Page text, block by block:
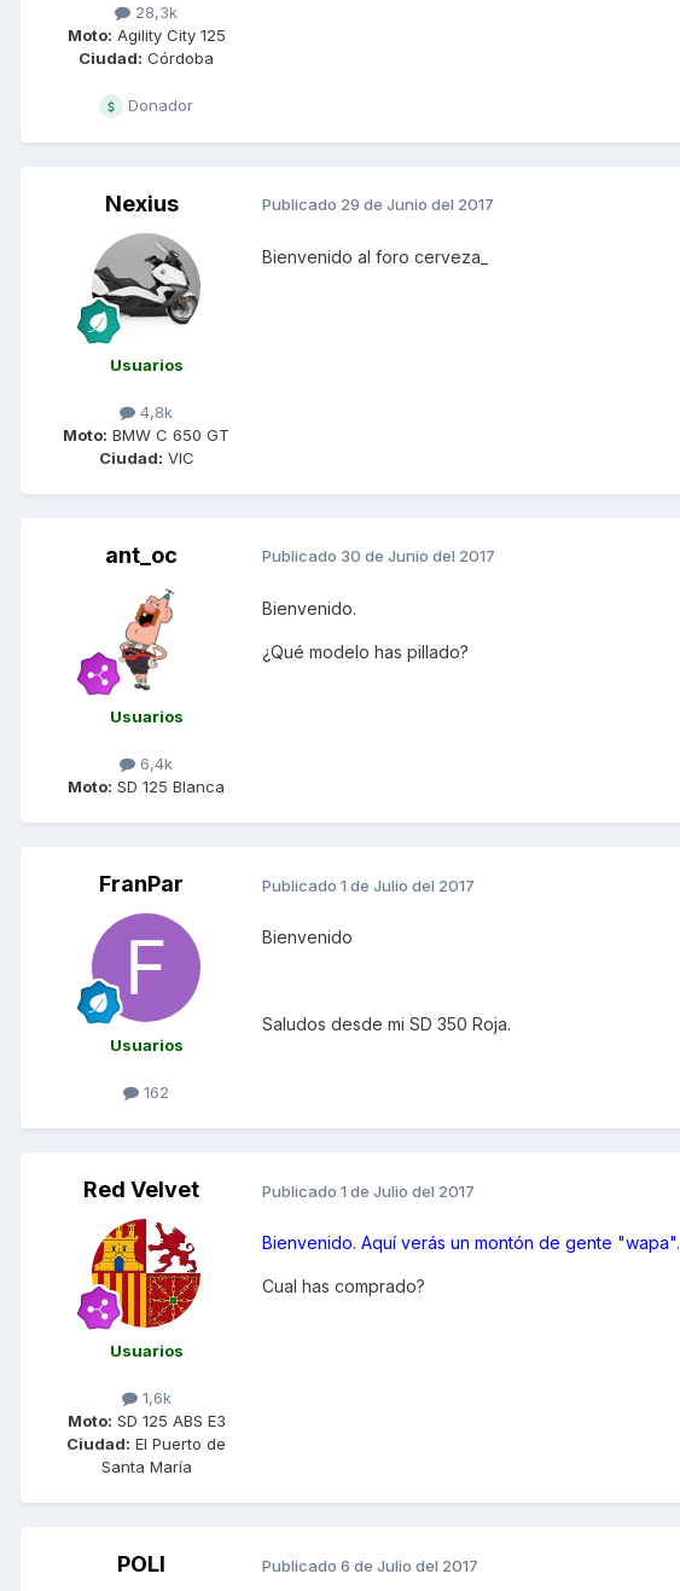
28,3k
Moto: Agility City 125
Ciudad: Córdoba
Donador
Nexius
Usuarios
4,8k
Moto: BMW C 650 GT
Ciudad: VIC
Publicado 29 de Junio del 2017
Bienvenido al foro cerveza_
ant_oc
Usuarios
6,4k
Moto: SD 125 Blanca
Publicado 30 de Junio del 2017
Bienvenido.
¿Qué modelo has pillado?
FranPar
Usuarios
162
Publicado 1 de Julio del 2017
Bienvenido
Saludos desde mi SD 350 Roja.
Red Velvet
Usuarios
1,6k
Moto: SD 125 ABS E3
Ciudad: El Puerto de
Santa María
Publicado 1 de Julio del 2017
Bienvenido. Aquí verás un montón de gente "wapa".
Cual has comprado?
POLI Publicado 6 de Julio del 2017